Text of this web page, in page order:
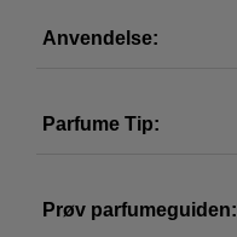
Anvendelse:
Parfume Tip:
Prøv parfumeguiden: